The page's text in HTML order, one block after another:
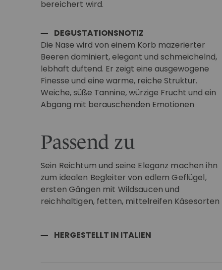
bereichert wird.
DEGUSTATIONSNOTIZ
Die Nase wird von einem Korb mazerierter
Beeren dominiert, elegant und schmeichelnd,
lebhaft duftend. Er zeigt eine ausgewogene
Finesse und eine warme, reiche Struktur.
Weiche, süße Tannine, würzige Frucht und ein
Abgang mit berauschenden Emotionen
Passend zu
Sein Reichtum und seine Eleganz machen ihn
zum idealen Begleiter von edlem Geflügel,
ersten Gängen mit Wildsaucen und
reichhaltigen, fetten, mittelreifen Käsesorten
HERGESTELLT IN ITALIEN